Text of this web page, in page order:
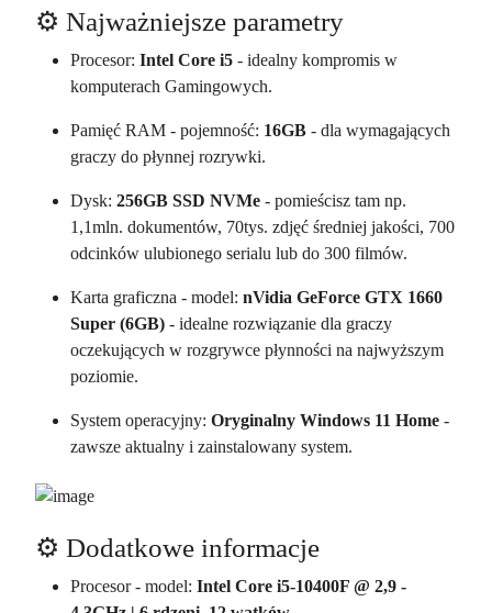
⚙️ Najważniejsze parametry
Procesor: Intel Core i5 - idealny kompromis w
komputerach Gamingowych.
Pamięć RAM - pojemność: 16GB - dla wymagających
graczy do płynnej rozrywki.
Dysk: 256GB SSD NVMe - pomieścisz tam np.
1,1mln. dokumentów, 70tys. zdjęć średniej jakości, 700
odcinków ulubionego serialu lub do 300 filmów.
Karta graficzna - model: nVidia GeForce GTX 1660
Super (6GB) - idealne rozwiązanie dla graczy
oczekujących w rozgrywce płynności na najwyższym
poziomie.
System operacyjny: Oryginalny Windows 11 Home -
zawsze aktualny i zainstalowany system.
⚙️ Dodatkowe informacje
Procesor - model: Intel Core i5-10400F @ 2,9 -